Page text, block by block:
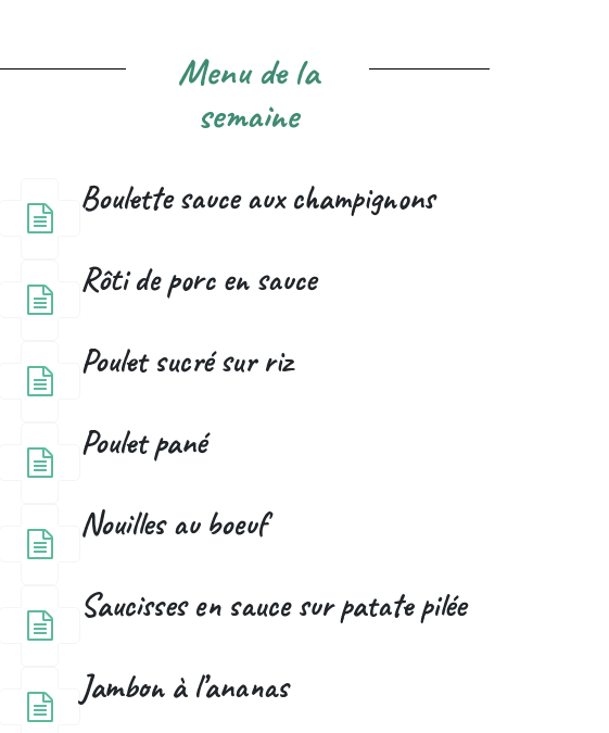
Menu de la
semaine
Boulette sauce aux champignons
Rôti de porc en sauce
Poulet sucré sur riz
Poulet pané
Nouilles au boeuf
Saucisses en sauce sur patate pilée
Jambon à l’ananas